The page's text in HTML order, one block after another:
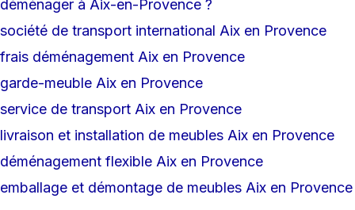
déménager à Aix-en-Provence ?
société de transport international Aix en Provence
frais déménagement Aix en Provence
garde-meuble Aix en Provence
service de transport Aix en Provence
livraison et installation de meubles Aix en Provence
déménagement flexible Aix en Provence
emballage et démontage de meubles Aix en Provence